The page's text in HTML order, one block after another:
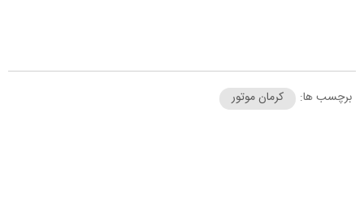
برچسب ها: کرمان موتور